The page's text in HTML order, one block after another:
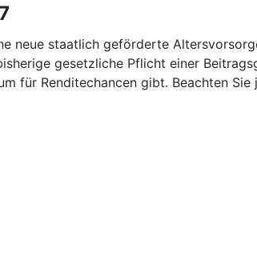
neue staatlich geförderte
gesetzliche Pflicht einer
für Renditechancen gibt. Beachten